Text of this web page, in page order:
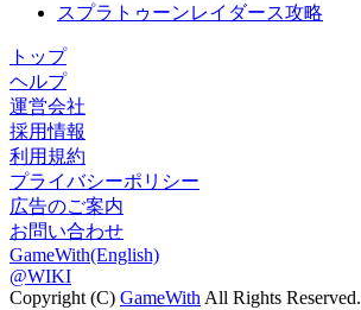
スプラトゥーンレイダース攻略
トップ
ヘルプ
運営会社
採用情報
利用規約
プライバシーポリシー
広告のご案内
お問い合わせ
GameWith(English)
@WIKI
Copyright (C) GameWith All Rights Reserved.